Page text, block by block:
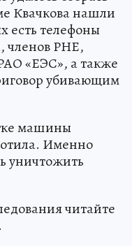
Квачкова нашли
есть телефоны
членов РНЕ,
«ЕЭС», а также
убивающим
машины
Именно
уничтожить
читайте